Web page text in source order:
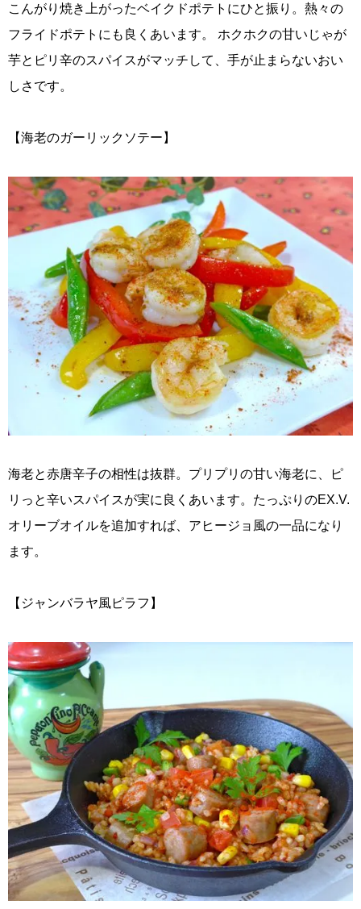
こんがり焼き上がったベイクドポテトにひと振り。熱々の
フライドポテトにも良くあいます。 ホクホクの甘いじゃが
芋とピリ辛のスパイスがマッチして、手が止まらないおい
しさです。
【海老のガーリックソテー】
海老と赤唐辛子の相性は抜群。プリプリの甘い海老に、ピ
リっと辛いスパイスが実に良くあいます。たっぷりのEX.V.
オリーブオイルを追加すれば、アヒージョ風の一品になり
ます。
【ジャンバラヤ風ピラフ】